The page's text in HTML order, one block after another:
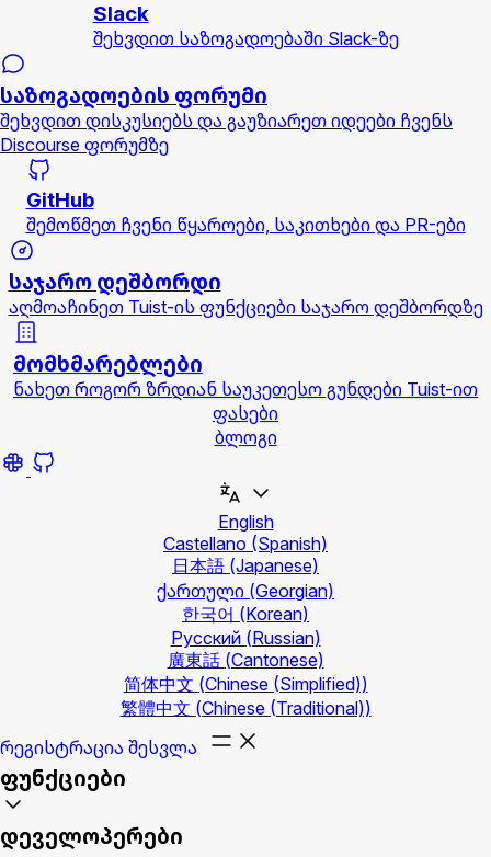
Slack
შეხვდით საზოგადოებაში Slack-ზე
საზოგადოების ფორუმი
შეხვდით დისკუსიებს და გაუზიარეთ იდეები ჩვენს
Discourse ფორუმზე
GitHub
შემოწმეთ ჩვენი წყაროები, საკითხები და PR-ები
საჯარო დეშბორდი
აღმოაჩინეთ Tuist-ის ფუნქციები საჯარო დეშბორდზე
მომხმარებლები
ნახეთ როგორ ზრდიან საუკეთესო გუნდები Tuist-ით
ფასები
ბლოგი
English
Castellano (Spanish)
日本語 (Japanese)
ქართული (Georgian)
한국어 (Korean)
Русский (Russian)
廣東話 (Cantonese)
简体中文 (Chinese (Simplified))
繁體中文 (Chinese (Traditional))
რეგისტრაცია შესვლა
ფუნქციები
დეველოპერები